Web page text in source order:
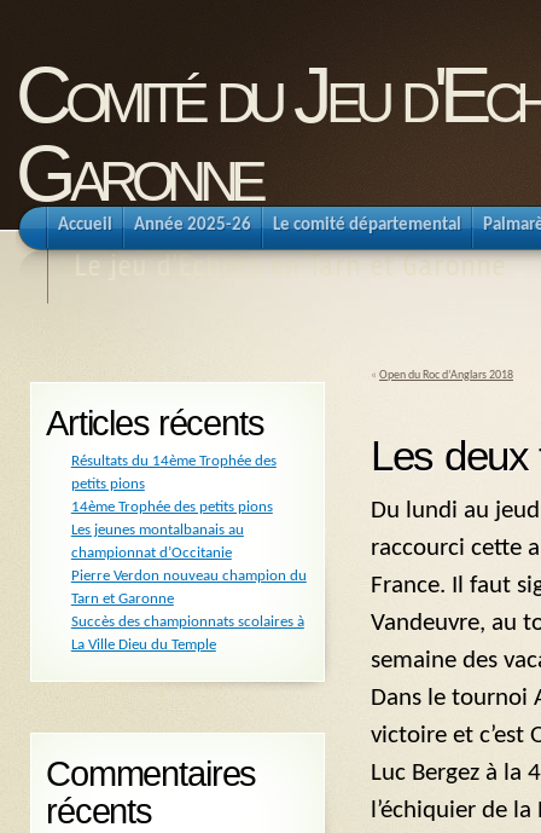
Comité du Jeu
Garonne
Le jeu d'Echecs en Tarn et Garonne
Accueil Année 2025-26 Le comité départemental
« Open du Roc d’Anglars 2018
Les deux
Du lundi au
raccourci cette
France. Il faut
Vandeuvre, au
semaine des
Dans le tournoi
victoire et c’est
Luc Bergez à la
l’échiquier de
Articles récents
Résultats du 14ème Trophée des
petits pions
14ème Trophée des petits pions
Les jeunes montalbanais au
championnat d’Occitanie
Pierre Verdon nouveau champion du
Tarn et Garonne
Succès des championnats scolaires à
La Ville Dieu du Temple
Commentaires
récents